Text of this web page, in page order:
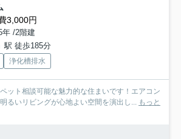
3,000円
年 /2階建
駅 徒歩185分
浄化槽排水
ット相談可能な魅力的な住まいです！エアコン
るいリビングが心地よい空間を演出し... もっと